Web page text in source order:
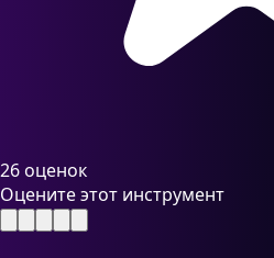
26 оценок
Оцените этот инструмент